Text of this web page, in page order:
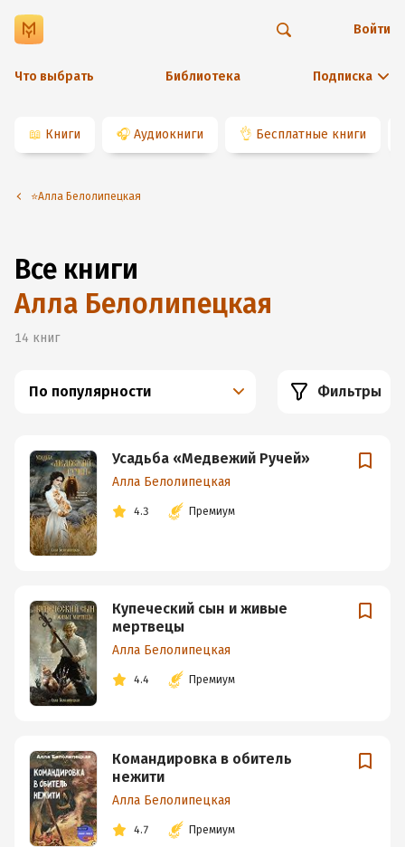
Что выбрать Библиотека Подписка
Войти
📖 Книги 🎧 Аудиокниги 👌 Бесплатные книги
⭐️Алла Белолипецкая
Все книги
Алла Белолипецкая
14 книг
По популярности Фильтры
Усадьба «Медвежий Ручей»
Алла Белолипецкая
4.3 Премиум
Купеческий сын и живые
мертвецы
Алла Белолипецкая
4.4 Премиум
Командировка в обитель
нежити
Алла Белолипецкая
4.7 Премиум